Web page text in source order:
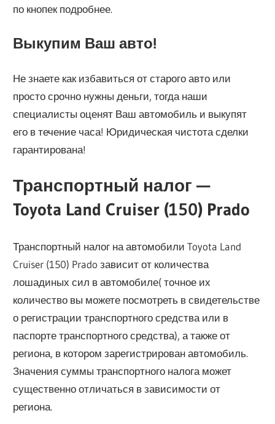
по кнопек подробнее.
Выкупим Ваш авто!
Не знаете как избавиться от старого авто или
просто срочно нужны деньги, тогда наши
специалисты оценят Ваш автомобиль и выкупят
его в течение часа! Юридическая чистота сделки
гарантирована!
Транспортный налог —
Toyota Land Cruiser (150) Prado
Транспортный налог на автомобили Toyota Land
Cruiser (150) Prado зависит от количества
лошадиных сил в автомобиле( точное их
количество вы можете посмотреть в свидетельстве
о регистрации транспортного средства или в
паспорте транспортного средства), а также от
региона, в котором зарегистрирован автомобиль.
Значения суммы транспортного налога может
существенно отличаться в зависимости от
региона.